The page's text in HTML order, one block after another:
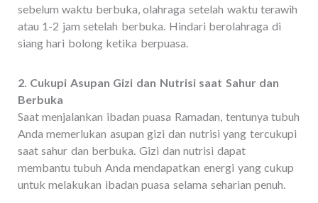
sebelum waktu berbuka, olahraga setelah waktu terawih
atau 1-2 jam setelah berbuka. Hindari berolahraga di
siang hari bolong ketika berpuasa.
2. Cukupi Asupan Gizi dan Nutrisi saat Sahur dan
Berbuka
Saat menjalankan ibadan puasa Ramadan, tentunya tubuh
Anda memerlukan asupan gizi dan nutrisi yang tercukupi
saat sahur dan berbuka. Gizi dan nutrisi dapat
membantu tubuh Anda mendapatkan energi yang cukup
untuk melakukan ibadan puasa selama seharian penuh.